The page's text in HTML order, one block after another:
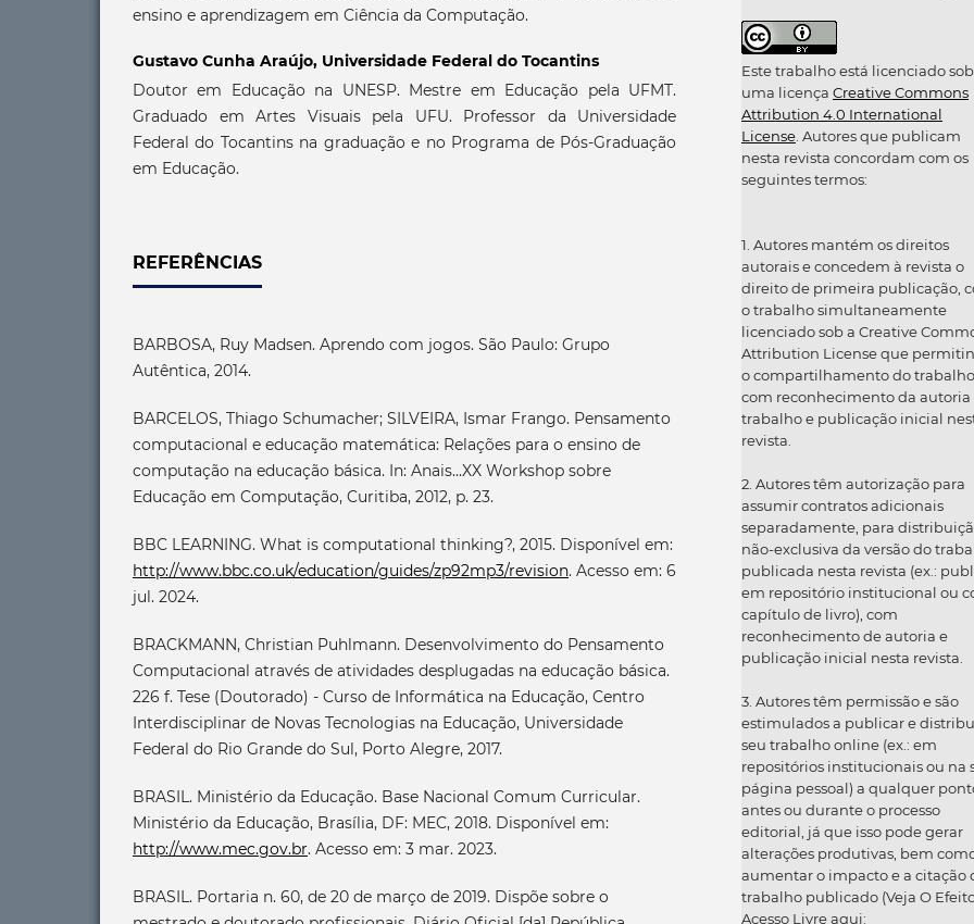
ensino e aprendizagem em Ciência da Computação.
Gustavo Cunha Araújo, Universidade Federal do Tocantins
Doutor em Educação na UNESP. Mestre em Educação pela UFMT.
Graduado em Artes Visuais pela UFU. Professor da Universidade
Federal do Tocantins na graduação e no Programa de Pós-Graduação
em Educação.
REFERÊNCIAS
BARBOSA, Ruy Madsen. Aprendo com jogos. São Paulo: Grupo
Autêntica, 2014.
BARCELOS, Thiago Schumacher; SILVEIRA, Ismar Frango. Pensamento
computacional e educação matemática: Relações para o ensino de
computação na educação básica. In: Anais...XX Workshop sobre
Educação em Computação, Curitiba, 2012, p. 23.
BBC LEARNING. What is computational thinking?, 2015. Disponível em:
http://www.bbc.co.uk/education/guides/zp92mp3/revision. Acesso em: 6
jul. 2024.
BRACKMANN, Christian Puhlmann. Desenvolvimento do Pensamento
Computacional através de atividades desplugadas na educação básica.
226 f. Tese (Doutorado) - Curso de Informática na Educação, Centro
Interdisciplinar de Novas Tecnologias na Educação, Universidade
Federal do Rio Grande do Sul, Porto Alegre, 2017.
BRASIL. Ministério da Educação. Base Nacional Comum Curricular.
Ministério da Educação, Brasília, DF: MEC, 2018. Disponível em:
http://www.mec.gov.br. Acesso em: 3 mar. 2023.
BRASIL. Portaria n. 60, de 20 de março de 2019. Dispõe sobre o
Este trabalho está licenciado sob
uma licença Creative Commons
Attribution 4.0 International
License . Autores que publicam
nesta revista concordam com os
seguintes termos:
1. Autores mantém os direitos
autorais e concedem à revista o
direito de primeira publicação,
o trabalho simultaneamente
licenciado sob a Creative
Attribution License que
o compartilhamento do trabalho
com reconhecimento da autoria
trabalho e publicação inicial
revista.
2. Autores têm autorização para
assumir contratos adicionais
separadamente, para
não-exclusiva da versão do
publicada nesta revista (ex.:
em repositório institucional ou
capítulo de livro), com
reconhecimento de autoria e
publicação inicial nesta revista.
3. Autores têm permissão e são
estimulados a publicar e
seu trabalho online (ex.: em
repositórios institucionais ou na
página pessoal) a qualquer
antes ou durante o processo
editorial, já que isso pode gerar
alterações produtivas, bem
aumentar o impacto e a citação
trabalho publicado (Veja O
Acesso Livre aqui: